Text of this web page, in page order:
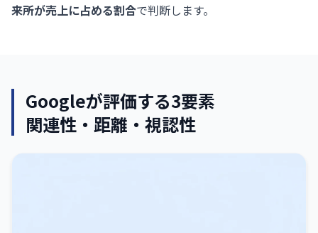
来所が売上に占める割合で判断します。
Googleが評価する3要素
関連性・距離・視認性